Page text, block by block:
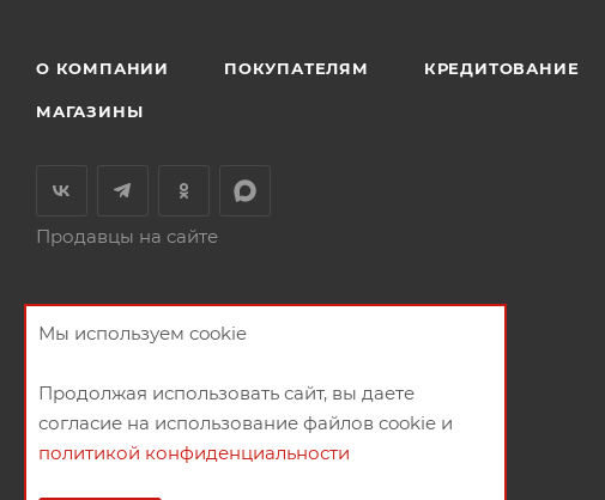
О КОМПАНИИ ПОКУПАТЕЛЯМ КРЕДИТОВАНИЕ
МАГАЗИНЫ
Продавцы на сайте
Мы используем cookie
Продолжая использовать сайт, вы даете
согласие на использование файлов cookie и
политикой конфиденциальности